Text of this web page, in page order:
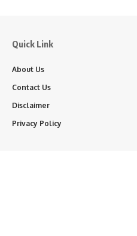
Quick Link
About Us
Contact Us
Disclaimer
Privacy Policy